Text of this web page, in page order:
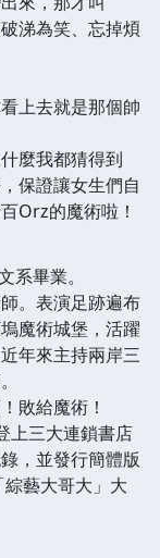
涕為笑、忘掉煩
上去就是那個帥
麼我都猜得到
保證讓女生們自
Orz的魔術啦！
畢業。
。表演足跡遍布
魔術城堡，活躍
年來主持兩岸三
敗給魔術！
上三大連鎖書店
，並發行簡體版
藝大哥大」大